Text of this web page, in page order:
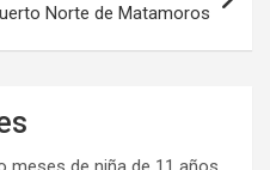
Norte de Matamoros